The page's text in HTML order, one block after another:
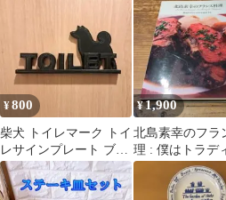
とめ売り
¥800
柴犬 トイレマーク トイ
レサインプレート ブラ
ック色
¥1,900
北島素幸のフラ
理 : 僕はトラデ
ナルを追求する